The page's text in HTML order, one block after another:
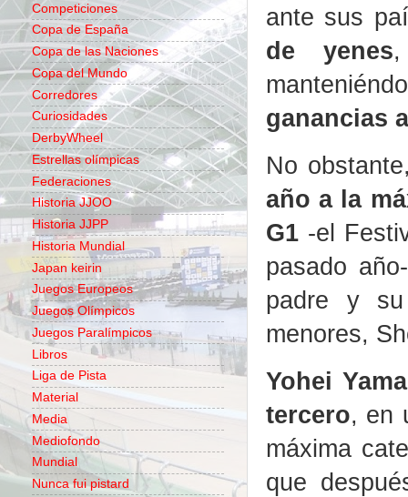
ante sus
de yenes
ganancias
No
año a la
G1 -el
pasado
padre y
menores,
Yohei
tercero, en
máxima
que
Competiciones
Copa de España
Copa de las Naciones
Copa del Mundo
Corredores
Curiosidades
DerbyWheel
Estrellas olímpicas
Federaciones
Historia JJOO
Historia JJPP
Historia Mundial
Japan keirin
Juegos Europeos
Juegos Olímpicos
Juegos Paralímpicos
Libros
Liga de Pista
Material
Media
Mediofondo
Mundial
Nunca fui pistard